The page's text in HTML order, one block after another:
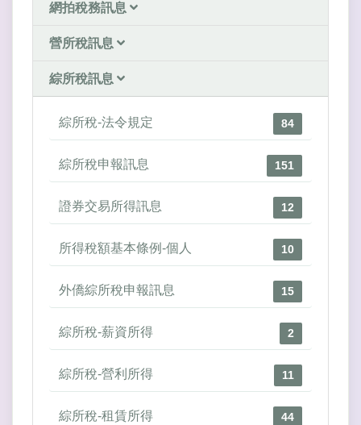
網拍稅務訊息
營所稅訊息
綜所稅訊息
綜所稅-法令規定 84
綜所稅申報訊息 151
證券交易所得訊息 12
所得稅額基本條例-個人 10
外僑綜所稅申報訊息 15
綜所稅-薪資所得 2
綜所稅-營利所得 11
綜所稅-租賃所得 44